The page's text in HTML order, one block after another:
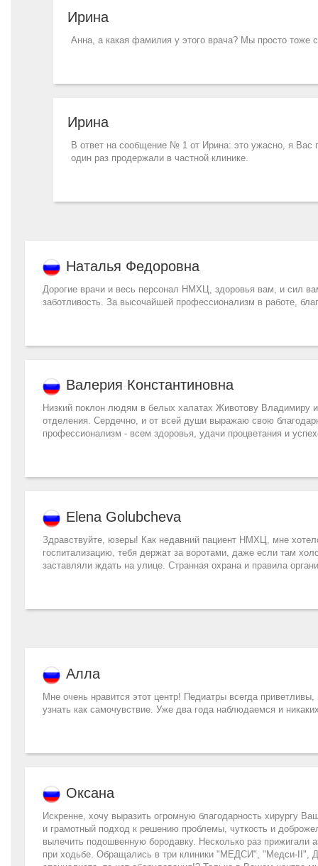
Ирина
Анна, а какая фамилия у этого врача? Мы просто тоже
Ирина
В ответ на сообщение № 1 от Ирина: это ужасно, я Вас
один раз продержали в частной клинике.
Наталья Федоровна
Дорогие врачи и весь персонал НМХЦ, здоровья вам, и сил
заботливость. За высочайшей профессионализм в работе,
Валерия Константиновна
Низкий поклон людям в белых халатах Животову Владимиру
отделения. Сердечно, и от всей души выражаю свою
профессионализм - всем здоровья, удачи процветания и
Elena Golubcheva
Здравствуйте, юзеры! Как недавний пациент НМХЦ, мне
госпитализацию, тебя держат за воротами, даже если там
заставляли ждать на улице. Странная охрана и правила
Алла
Мне очень нравится этот центр! Педиатры всегда
узнать как самочувствие. Уже два года наблюдаемся и
Оксана
Искренне, хочу выразить огромную благодарность хирургу
и грамотный подход к решению проблемы, чуткость и
вылечить подошвенную бородавку. Несколько раз прижигали
при ходьбе. Обращались в три клиники "МЕДСИ", "Медси-II",